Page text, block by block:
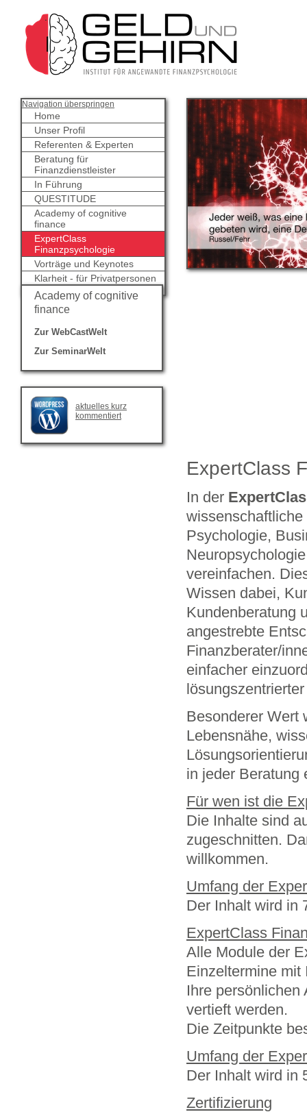
Navigation überspringen
Home
Unser Profil
Referenten & Experten
Beratung für
Finanzdienstleister
In Führung
QUESTITUDE
Academy of cognitive
finance
ExpertClass
Finanzpsychologie
Vorträge und Keynotes
Klarheit - für Privatpersonen
Academy of cognitive
finance
Zur WebCastWelt
Zur SeminarWelt
aktuelles kurz
kommentiert
ExpertClass
In der
Psychologie,
vereinfachen.
Wissen dabei,
Kundenberatung
angestrebte
Finanzberater/
einfacher
Besonderer Wert
Lebensnähe,
in jeder Beratung
Für wen ist die
Die Inhalte sind
zugeschnitten.
willkommen.
Umfang der
Der Inhalt wird in
ExpertClass
Alle Module der
Einzeltermine mit
Ihre persönlichen
vertieft werden.
Die Zeitpunkte
Umfang der
Der Inhalt wird in
Zertifizierung